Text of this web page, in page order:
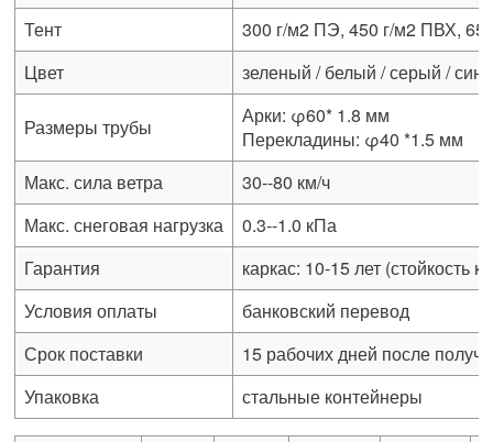
Тент
300 г/м2 ПЭ, 450 г/м2 ПВХ,
Цвет
зеленый / белый / серый /
Размеры трубы
Арки: φ60* 1.8 мм
Перекладины: φ40 *1.5 мм
Макс. сила ветра
30--80 км/ч
Макс. снеговая нагрузка
0.3--1.0 кПа
Гарантия
каркас: 10-15 лет (стойкость
Условия оплаты
банковский перевод
Срок поставки
15 рабочих дней после
Упаковка
стальные контейнеры